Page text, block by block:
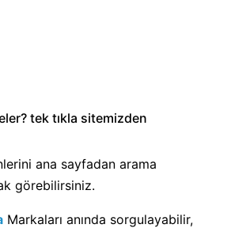
tek tıkla sitemizden
ana sayfadan arama
görebilirsiniz.
Markaları anında sorgulayabilir,